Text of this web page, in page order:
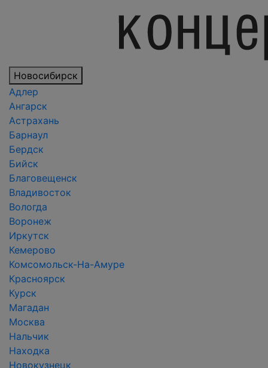
Новосибирск
Адлер
Ангарск
Астрахань
Барнаул
Бердск
Бийск
Благовещенск
Владивосток
Вологда
Воронеж
Иркутск
Кемерово
Комсомольск-На-Амуре
Красноярск
Курск
Магадан
Москва
Нальчик
Находка
Новокузнецк